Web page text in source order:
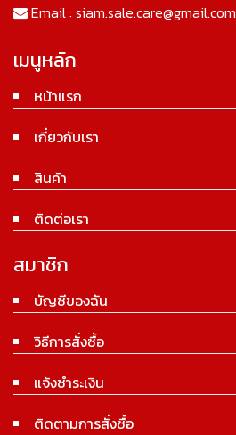
Email : siam.sale.care@gmail.com
เมนูหลัก
หน้าแรก
เกี่ยวกับเรา
สินค้า
ติดต่อเรา
สมาชิก
บัญชีของฉัน
วิธีการสั่งซื้อ
แจ้งชำระเงิน
ติดตามการสั่งซื้อ